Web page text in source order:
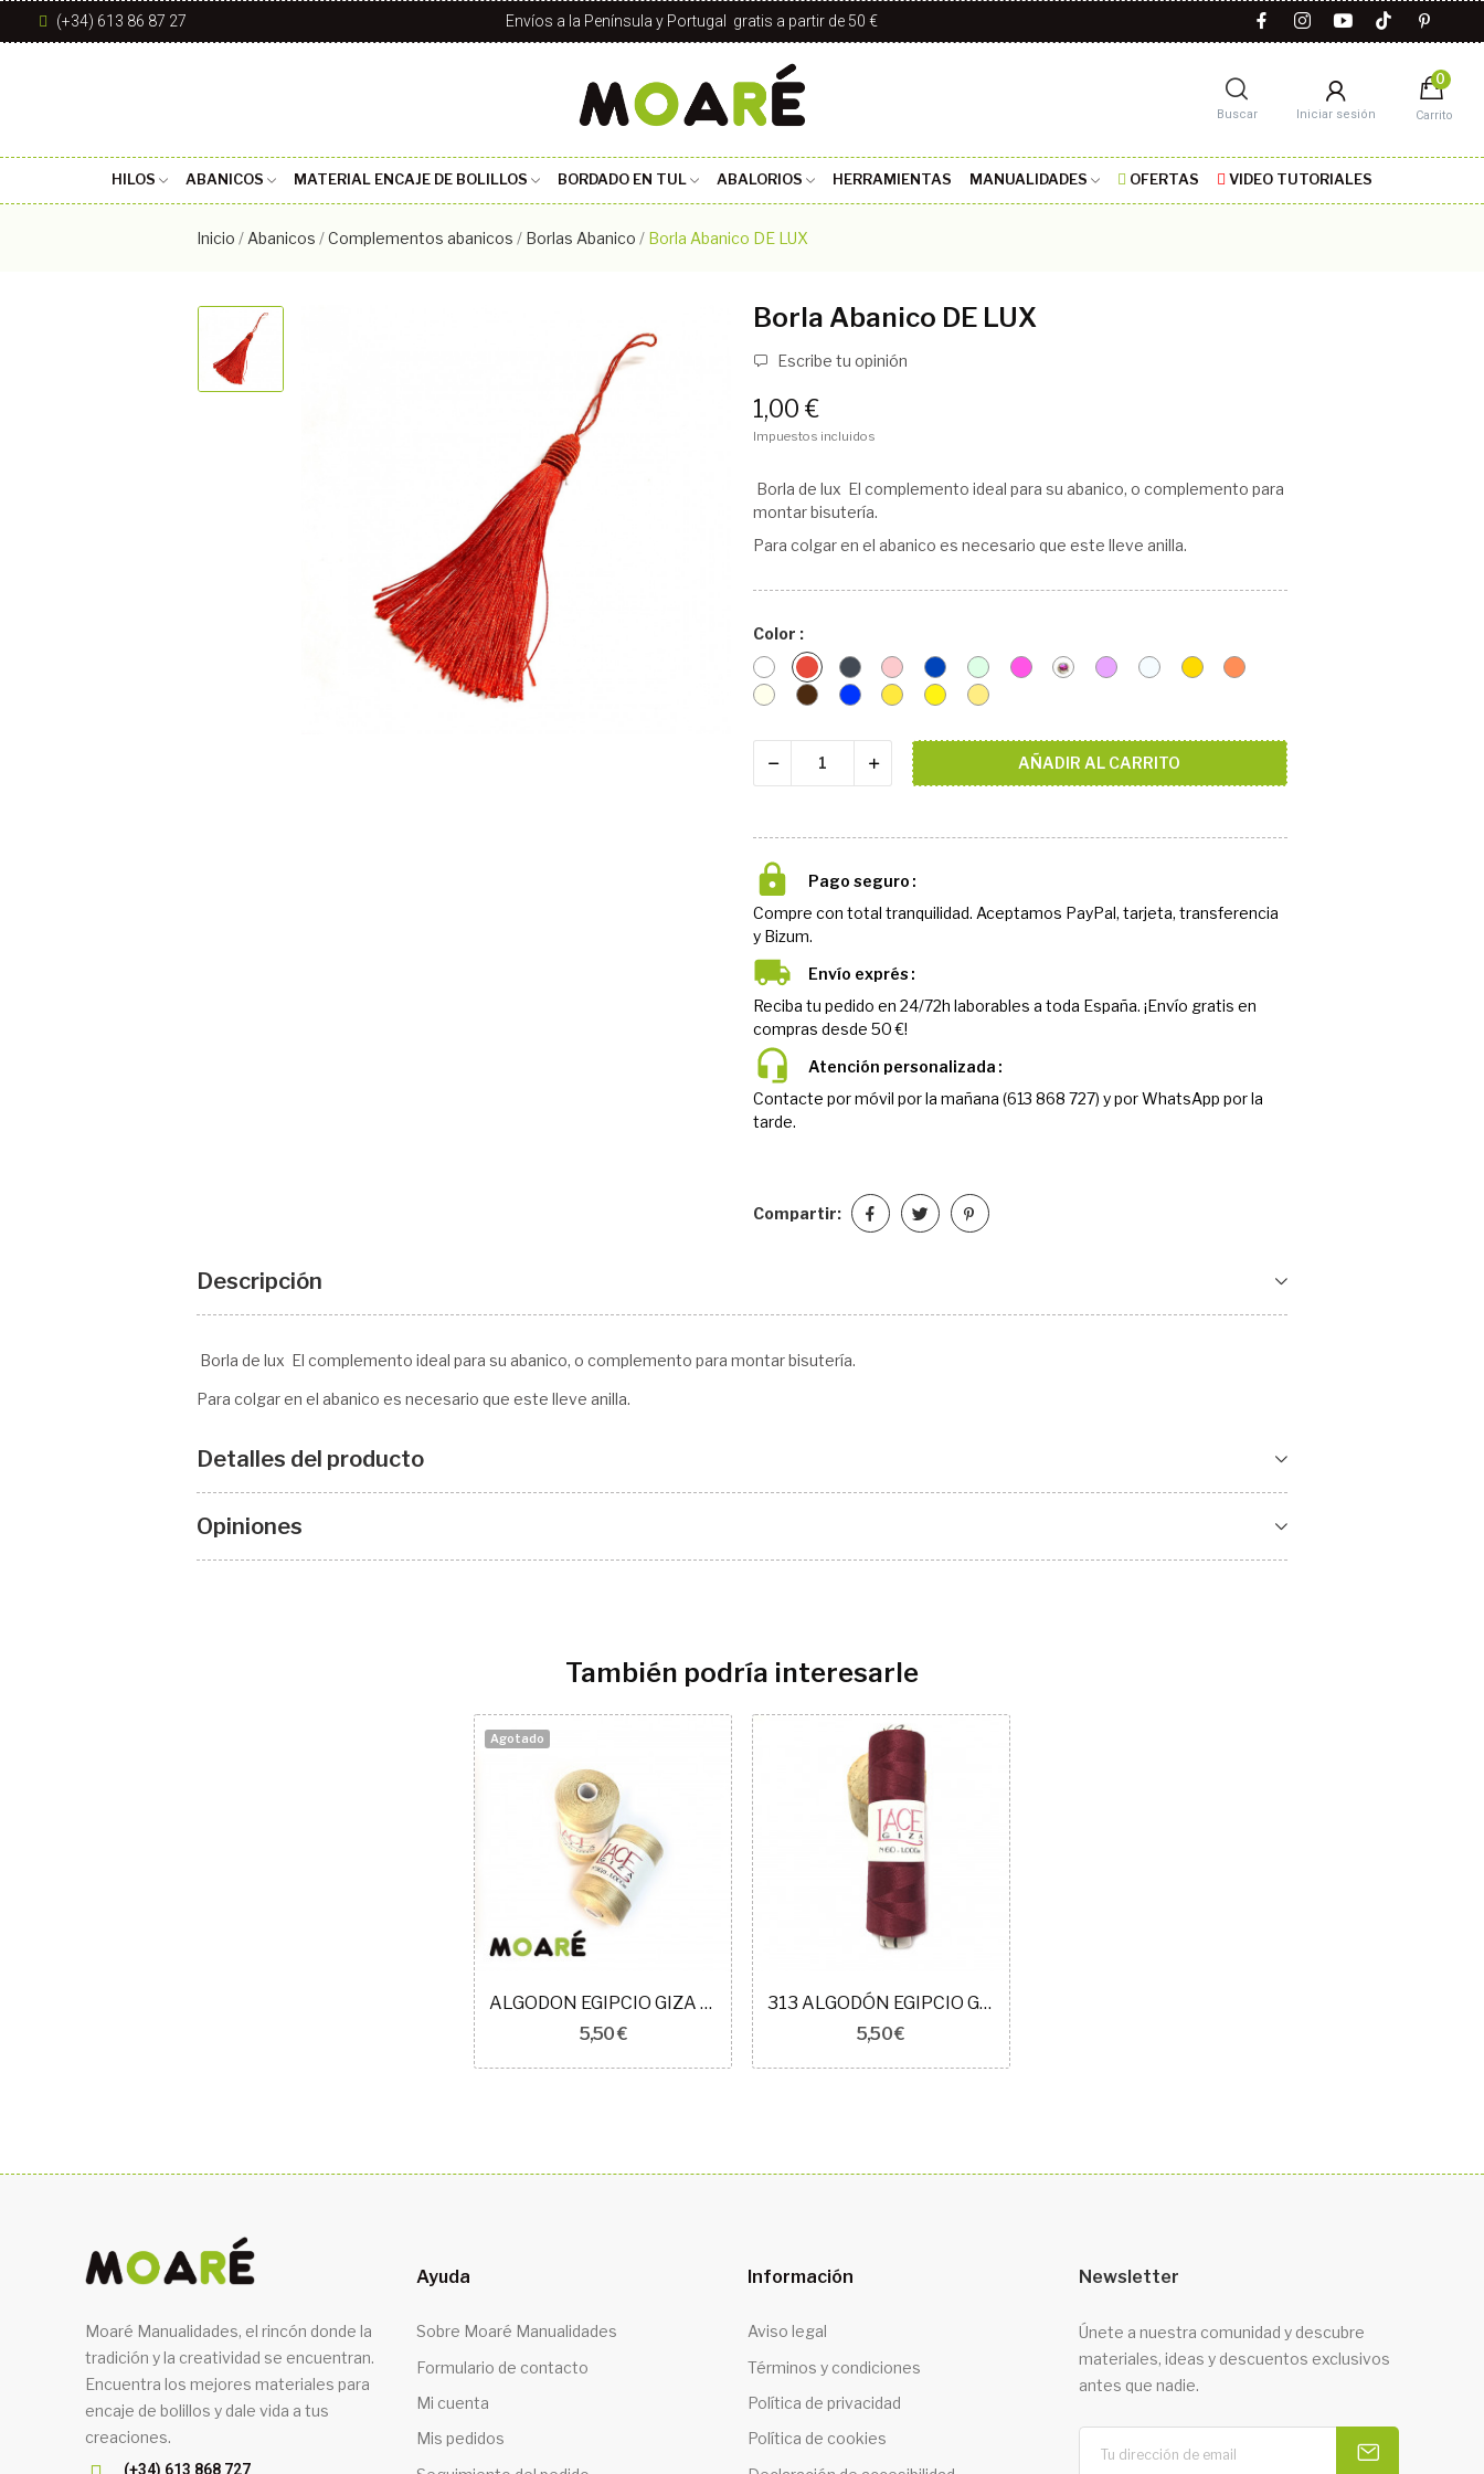
(+34) 613 86 87 27 Envíos a la Península y Portugal gratis a partir de 50 €
Buscar Iniciar sesión
0
Carrito
HILOS ABANICOS MATERIAL ENCAJE DE BOLILLOS BORDADO EN TUL ABALORIOS HERRAMIENTAS MANUALIDADES OFERTAS VIDEO TUTORIALES
Inicio Abanicos Complementos abanicos Borlas Abanico Borla Abanico DE LUX
Borla Abanico DE LUX
Escribe tu opinión
1,00 €
Impuestos incluidos
Borla de lux El complemento ideal para su abanico, o complemento para
montar bisutería.
Para colgar en el abanico es necesario que este lleve anilla.
Color :
BlancoRojo NegroRosa
Azul
Oscuro
Verde
Claro
FucsiaMulticolor
VioletaPlata DORADONARANJA
crudo CAFE azulóncebadagirasoltostado
AÑADIR AL CARRITO
Pago seguro
Compre con total tranquilidad. Aceptamos PayPal, tarjeta, transferencia
y Bizum.
Envío exprés
Reciba tu pedido en 24/72h laborables a toda España. ¡Envío gratis en
compras desde 50 €!
Atención personalizada
Contacte por móvil por la mañana (613 868 727) y por WhatsApp por la
tarde.
Compartir:
Descripción
Borla de lux El complemento ideal para su abanico, o complemento para montar bisutería.
Para colgar en el abanico es necesario que este lleve anilla.
Detalles del producto
Opiniones
También podría interesarle
Agotado
ALGODON EGIPCIO GIZA 50 COLOR 7132
5,50 €
313 ALGODÓN EGIPCIO GIZA 60
5,50 €
Moaré Manualidades, el rincón donde la
tradición y la creatividad se encuentran.
Encuentra los mejores materiales para
encaje de bolillos y dale vida a tus
creaciones.
(+34) 613 868 727
Ayuda
Sobre Moaré Manualidades
Formulario de contacto
Mi cuenta
Mis pedidos
Información
Aviso legal
Términos y condiciones
Política de privacidad
Política de cookies
Newsletter
Únete a nuestra comunidad y descubre
materiales, ideas y descuentos exclusivos
antes que nadie.